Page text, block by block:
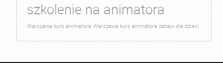
szkolenie na animatora
Warszawa kurs animatora Warszawa kurs animatora zabaw dla dzieci